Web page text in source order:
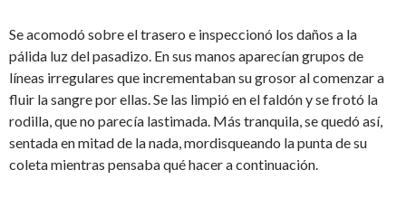
Se acomodó sobre el trasero e inspeccionó los daños a la
pálida luz del pasadizo. En sus manos aparecían grupos de
líneas irregulares que incrementaban su grosor al comenzar a
fluir la sangre por ellas. Se las limpió en el faldón y se frotó la
rodilla, que no parecía lastimada. Más tranquila, se quedó así,
sentada en mitad de la nada, mordisqueando la punta de su
coleta mientras pensaba qué hacer a continuación.